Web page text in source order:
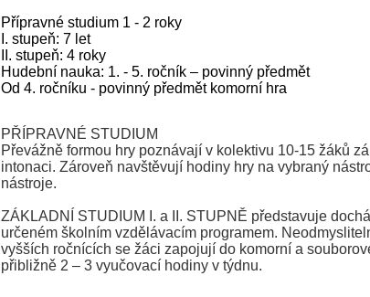
Přípravné studium 1 - 2 roky
I. stupeň: 7 let
II. stupeň: 4 roky
Hudební nauka: 1. - 5. ročník – povinný předmět
Od 4. ročníku - povinný předmět komorní hra
PŘÍPRAVNÉ STUDIUM
Převážně formou hry poznávají v kolektivu 10-15 žáků
intonaci. Zároveň navštěvují hodiny hry na vybraný
nástroje.
ZÁKLADNÍ STUDIUM I. a II. STUPNĚ představuje
určeném školním vzdělávacím programem.
vyšších ročnících se žáci zapojují do komorní a
přibližně 2 – 3 vyučovací hodiny v týdnu.